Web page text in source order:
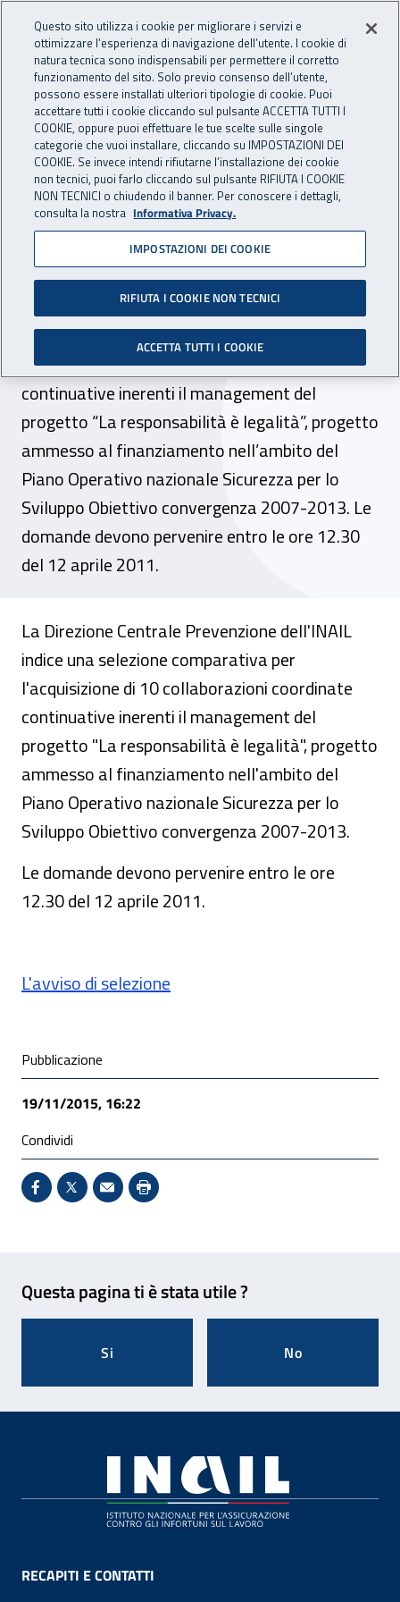
INAIL - Istituto Nazionale
Apri cerca
Navigazione principale
Navigazione - Ti trovi in:
Home Inail comunica Avvisi
Selezione comparativa
management progetto
sicurezza
La Direzione Centrale Prevenzione dell’INAIL
indice una selezione comparativa per
l’acquisizione di 10 collaborazioni coordinate
continuative inerenti il management del
progetto “La responsabilità è legalità”, progetto
ammesso al finanziamento nell’ambito del
Piano Operativo nazionale Sicurezza per lo
Sviluppo Obiettivo convergenza 2007-2013. Le
domande devono pervenire entro le ore 12.30
del 12 aprile 2011.
La Direzione Centrale Prevenzione dell'INAIL
indice una selezione comparativa per
l'acquisizione di 10 collaborazioni coordinate
continuative inerenti il management del
progetto "La responsabilità è legalità", progetto
ammesso al finanziamento nell'ambito del
Piano Operativo nazionale Sicurezza per lo
Sviluppo Obiettivo convergenza 2007-2013.
Le domande devono pervenire entro le ore
12.30 del 12 aprile 2011.
L'avviso di selezione
Condivisione social
Pubblicazione
19/11/2015, 16:22
Condividi
Condividi su Facebook - Sito esterno - Apertura in
X - Sito esterno - Apertura in nuova finestra
Invio Mail: apre il programma di posta
Stampa pagina: scelta meno
Questa pagina ti è stata utile ?
Si No
RECAPITI E CONTATTI
Questo sito utilizza i cookie per migliorare i servizi e
ottimizzare l’esperienza di navigazione dell’utente. I cookie di
natura tecnica sono indispensabili per permettere il corretto
funzionamento del sito. Solo previo consenso dell’utente,
possono essere installati ulteriori tipologie di cookie. Puoi
accettare tutti i cookie cliccando sul pulsante ACCETTA TUTTI I
COOKIE, oppure puoi effettuare le tue scelte sulle singole
categorie che vuoi installare, cliccando su IMPOSTAZIONI DEI
COOKIE. Se invece intendi rifiutarne l’installazione dei cookie
non tecnici, puoi farlo cliccando sul pulsante RIFIUTA I COOKIE
NON TECNICI o chiudendo il banner. Per conoscere i dettagli,
consulta la nostra Informativa Privacy.
IMPOSTAZIONI DEI COOKIE
RIFIUTA I COOKIE NON TECNICI
ACCETTA TUTTI I COOKIE